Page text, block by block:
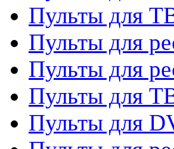
Пульты для
Пульты для
Пульты для
Пульты для
Пульты для